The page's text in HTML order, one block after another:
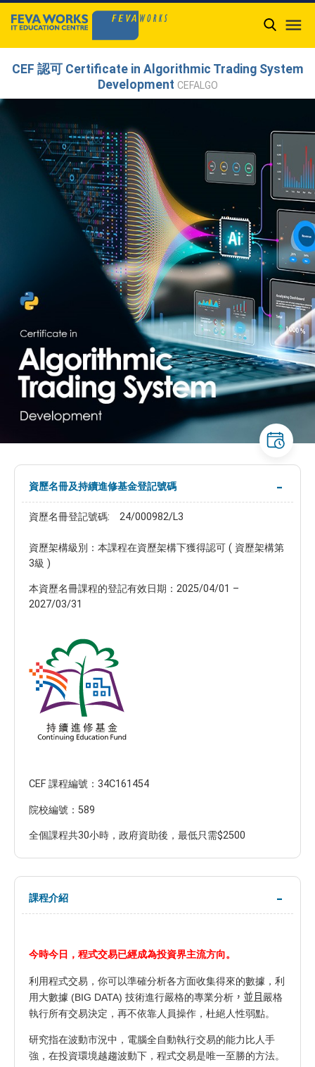

CEF 認可 Certificate in Algorithmic Trading System
Development CEFALGO
資歷名冊及持續進修基金登記號碼
資歷名冊登記號碼: 24/000982/L3
資歷架構級別：本課程在資歷架構下獲得認可 ( 資歷架構第
3級 )
本資歷名冊課程的登記有效日期：2025/04/01 –
2027/03/31
CEF 課程編號：34C161454
院校編號：589
全個課程共30小時，政府資助後，最低只需$2500
課程介紹
今時今日，程式交易已經成為投資界主流方向。
利用程式交易，你可以準確分析各方面收集得來的數據，利
用大數據 (BIG DATA) 技術進行嚴格的專業分析 ，並且 嚴格
執行所有交易決定，再不依靠人員操作，杜絕人性弱點。
研究指在波動市況中，電腦全自動執行交易的能力比人手
強，在投資環境越趨波動下，程式交易是唯一至勝的方法。